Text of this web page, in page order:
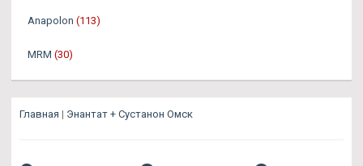
Anapolon (113)
MRM (30)
Главная | Энантат + Сустанон Омск